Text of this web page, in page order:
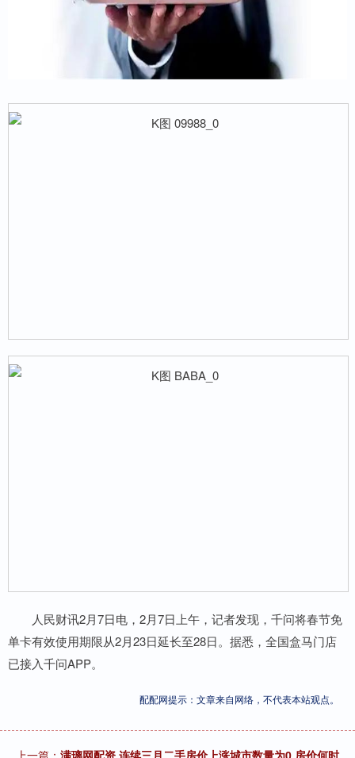
人民财讯2月7日电，2月7日上午，记者发现，千问将春节免
单卡有效使用期限从2月23日延长至28日。据悉，全国盒马门店
已接入千问APP。
配配网提示：文章来自网络，不代表本站观点。